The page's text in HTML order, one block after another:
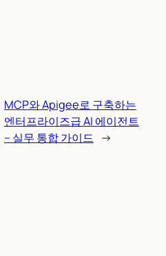
MCP와 Apigee로 구축하는
엔터프라이즈급 AI 에이전트
– 실무 통합 가이드 →